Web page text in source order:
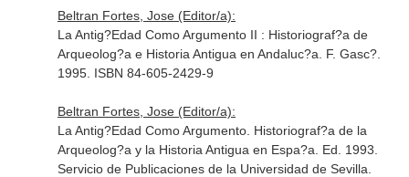
Beltran Fortes, Jose (Editor/a):
La Antig?Edad Como Argumento II : Historiograf?a de
Arqueolog?a e Historia Antigua en Andaluc?a. F. Gasc?.
1995. ISBN 84-605-2429-9
Beltran Fortes, Jose (Editor/a):
La Antig?Edad Como Argumento. Historiograf?a de la
Arqueolog?a y la Historia Antigua en Espa?a. Ed. 1993.
Servicio de Publicaciones de la Universidad de Sevilla.